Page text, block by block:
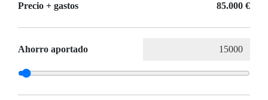
Precio + gastos 85.000 €
Ahorro aportado